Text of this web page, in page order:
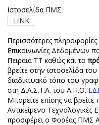
Ιστοσελίδα ΠΜΣ:
LINK
Περισσότερες
Επικοινωνίες Δεδομένων
Πειραιά ΤΤ καθώς και το
βρείτε στην ιστοσελίδα
διαδικτυακό τόπο του
στη Δ.Α.Σ.Τ.Α. του Α.Π.Θ.
Μπορείτε επίσης να
Αντικείμενο Τεχνολογικές
προσφέρει ο Φορέας ΠΜΣ